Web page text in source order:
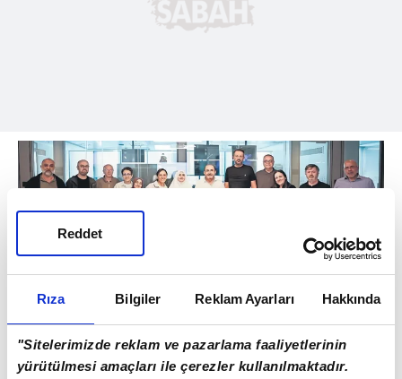
Rıza Bilgiler Reklam Ayarları Hakkında
"Sitelerimizde reklam ve pazarlama faaliyetlerinin
yürütülmesi amaçları ile çerezler kullanılmaktadır.
Reddet
Edirne'de mahallemiz Yıldırım'daki
mezarlığa gittim. "Anne, baba ben hacca
gidiyorum" dedim. Biliyor musunuz o
demans halleri her şeyi hafızadan silse bile,